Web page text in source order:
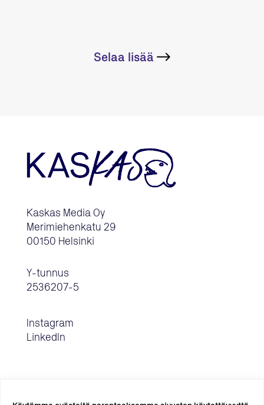
Selaa lisää
Kaskas Media Oy
Merimiehenkatu 29
00150 Helsinki
Y-tunnus
2536207-5
Instagram
LinkedIn